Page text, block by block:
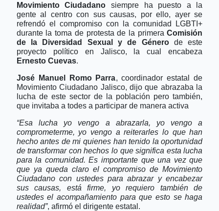
Movimiento Ciudadano siempre ha puesto a la
gente al centro con sus causas, por ello, ayer se
refrendó el compromiso con la comunidad LGBTI+
durante la toma de protesta de la primera Comisión
de la Diversidad Sexual y de Génerode este
proyecto político en Jalisco, la cual encabeza
Ernesto Cuevas.
José Manuel Romo Parra, coordinador estatal de
Movimiento Ciudadano Jalisco, dijo que abrazaba la
lucha de este sector de la población pero también,
que invitaba a todes a participar de manera activa
“Esa lucha yo vengo a abrazarla, yo vengo a
comprometerme, yo vengo a reiterarles lo que han
hecho antes de mi quienes han tenido la oportunidad
de transformar con hechos lo que significa esta lucha
para la comunidad. Es importante que una vez que
que ya queda claro el compromiso de Movimiento
Ciudadano con ustedes para abrazar y encabezar
sus causas, está firme, yo requiero también de
ustedes el acompañamiento para que esto se haga
realidad”, afirmó el dirigente estatal.